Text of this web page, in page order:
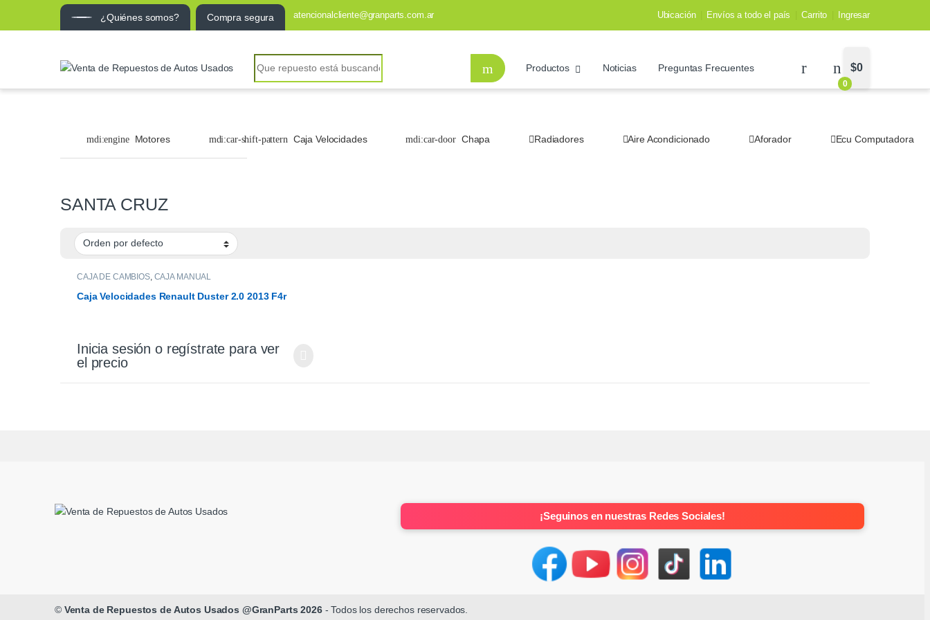
¿Quiénes somos? Compra segura atencionalcliente@granparts.com.ar Ubicación Envíos a todo el país Carrito Ingresar
Search for:
Productos Noticias Preguntas Frecuentes
0
$0
SANTA CRUZ
CAJA DE CAMBIOS, CAJA MANUAL
Caja Velocidades Renault Duster 2.0 2013 F4r
Inicia sesión o regístrate para ver
el precio
Motores Caja Velocidades Chapa Radiadores Aire Acondicionado Aforador Ecu Computadora
¡Seguinos en nuestras Redes Sociales!
© Venta de Repuestos de Autos Usados @GranParts 2026- Todos los derechos reservados.